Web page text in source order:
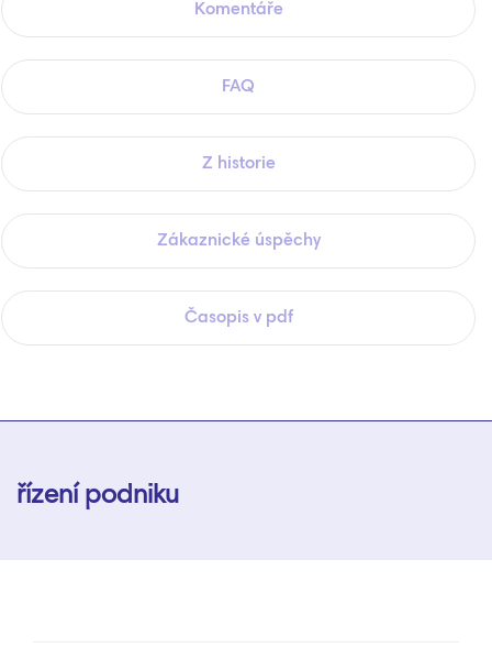
Komentáře
FAQ
Z historie
Zákaznické úspěchy
Časopis v pdf
řízení podniku